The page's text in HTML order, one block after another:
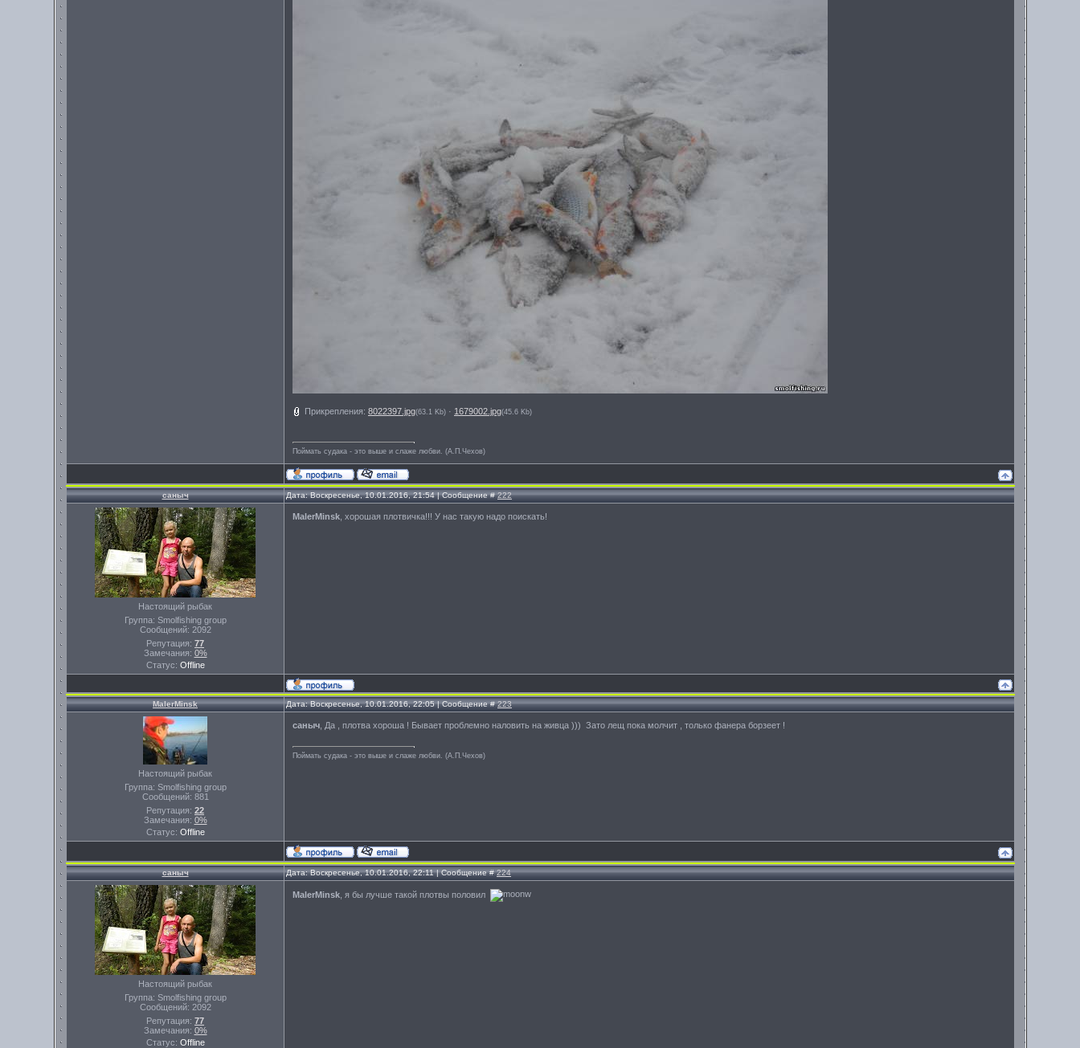
Прикрепления: 8022397.jpg(63.1 Kb) · 1679002.jpg(45.6 Kb)
Поймать судака - это выше и слаже любви. (А.П.Чехов)
саныч Дата: Воскресенье, 10.01.2016, 21:54 | Сообщение #222
Настоящий рыбак
Группа: Smolfishing group
Сообщений: 2092
Репутация: 77
Замечания: 0%
Статус: Offline
MalerMinsk , хорошая плотвичка!!! У нас такую надо поискать!
MalerMinsk Дата: Воскресенье, 10.01.2016, 22:05 | Сообщение #223
Настоящий рыбак
Группа: Smolfishing group
Сообщений: 881
Репутация: 22
Замечания: 0%
Статус: Offline
саныч , Да , плотва хороша ! Бывает проблемно наловить на живца ))) Зато лещ пока молчит , только фанера борзеет !
Поймать судака - это выше и слаже любви. (А.П.Чехов)
саныч Дата: Воскресенье, 10.01.2016, 22:11 | Сообщение #224
Настоящий рыбак
Группа: Smolfishing group
Сообщений: 2092
Репутация: 77
Замечания: 0%
Статус: Offline
MalerMinsk , я бы лучше такой плотвы половил